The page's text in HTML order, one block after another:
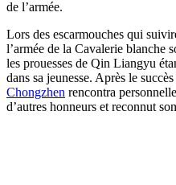
de l’armée.
Lors des escarmouches qui
l’armée de la Cavalerie blanche
les prouesses de Qin Liangyu
dans sa jeunesse. Après le
Chongzhen rencontra
d’autres honneurs et reconnut